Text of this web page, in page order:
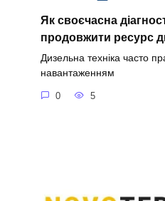
Як своєчасна
продовжити ресурс
Дизельна техніка часто
навантаженням
0 5